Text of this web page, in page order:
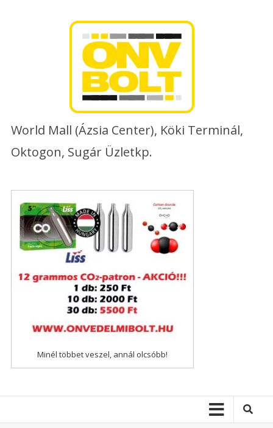
World Mall (Ázsia Center), Köki Terminál,
Oktogon, Sugár Üzletkp.
Minél többet veszel, annál olcsóbb!